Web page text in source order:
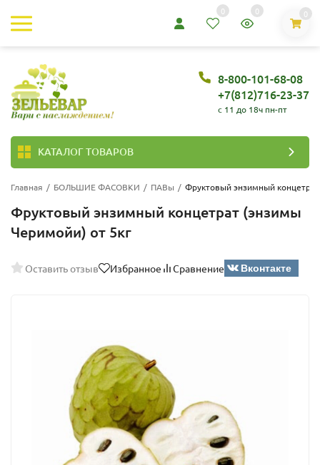
0 0 0
8-800-101-68-08
+7(812)716-23-37
c 11 до 18ч пн-пт
КАТАЛОГ ТОВАРОВ
Главная / БОЛЬШИЕ ФАСОВКИ / ПАВы / Фруктовый энзимный
Фруктовый энзимный концетрат (энзимы
Черимойи) от 5кг
Оставить отзыв Избранное Сравнение Вконтакте